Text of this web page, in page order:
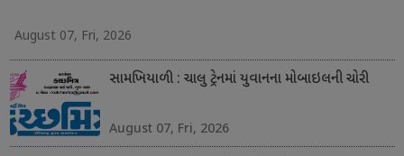
August 07, Fri, 2026
સામખિયાળી : ચાલુ ટ્રેનમાં યુવાનના મોબાઇલની ચોરી
August 07, Fri, 2026